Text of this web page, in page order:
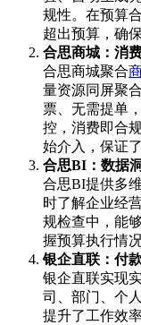
规性。在预算
超出预算，确
合思商城：消
合思商城聚合
量资源同屏聚
票、无需提单
控，消费即合
始介入，保证
合思BI：数据
合思BI提供多
时了解企业经
规检查中，能
握预算执行情
银企直联：付
银企直联实现
司、部门、个
提升了工作效